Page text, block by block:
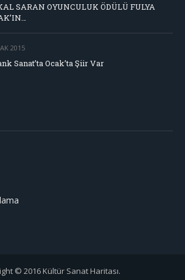
SARAN OYUNCULUK ÖDÜLÜ FULYA
2015
Sanat’ta Ocak’ta Şiir Var
© 2016 Kültür Sanat Haritası.